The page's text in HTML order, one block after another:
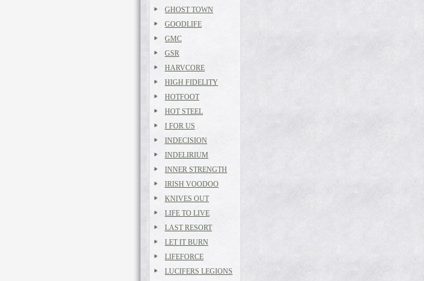
GHOST TOWN
GOODLIFE
GMC
GSR
HARVCORE
HIGH FIDELITY
HOTFOOT
HOT STEEL
I FOR US
INDECISION
INDELIRIUM
INNER STRENGTH
IRISH VOODOO
KNIVES OUT
LIFE TO LIVE
LAST RESORT
LET IT BURN
LIFEFORCE
LUCIFERS LEGIONS